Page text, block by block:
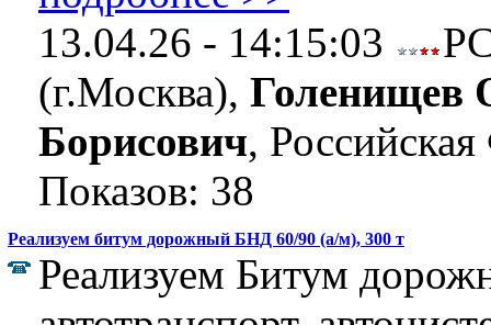
13.04.26 - 14:15:03
(г.Москва), Голенищев
Борисович,
Показов: 38
Реализуем битум дорожный БНД 60/90 (а/м), 300 т
Реализуем Битум